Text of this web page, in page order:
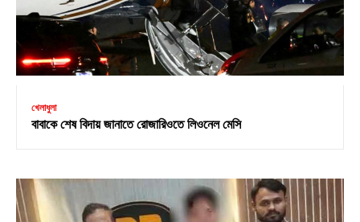
খেলাধুলা
বাবাকে শেষ বিদায় জানাতে রোজারিওতে লিওনেল মেসি